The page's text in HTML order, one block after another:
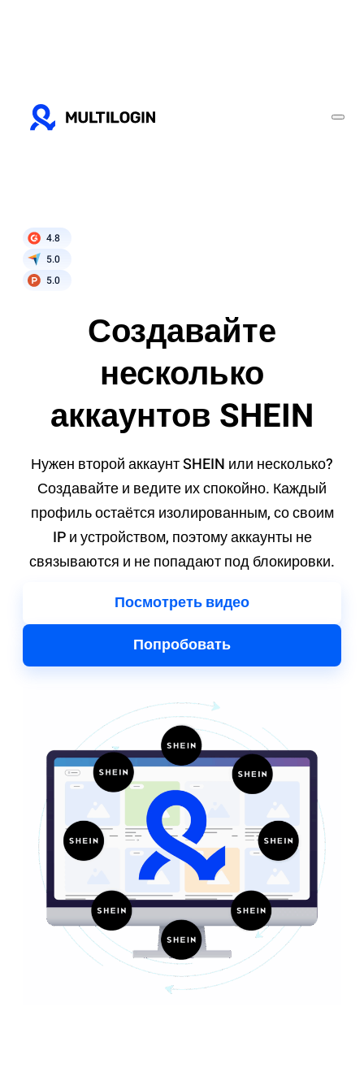
4.8
5.0
5.0
Создавайте
несколько
аккаунтов SHEIN
Нужен второй аккаунт SHEIN или несколько?
Создавайте и ведите их спокойно. Каждый
профиль остаётся изолированным, со своим
IP и устройством, поэтому аккаунты не
связываются и не попадают под блокировки.
Посмотреть видео
Попробовать